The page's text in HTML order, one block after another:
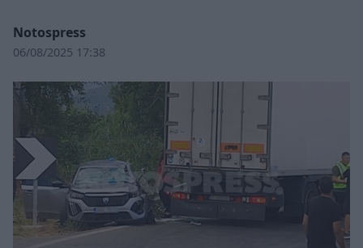
Notospress
06/08/2025 17:38